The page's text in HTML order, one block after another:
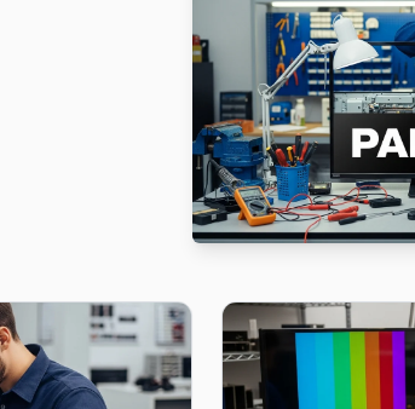
TV tamir randevusu almak kolay:
Panasonic TV kullanıcılarına tam donanımlı